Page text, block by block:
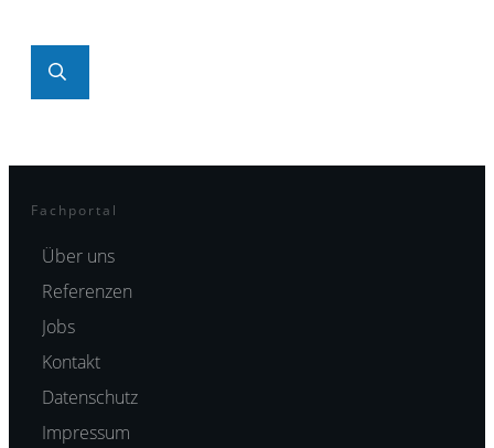
Fachportal
Über uns
Referenzen
Jobs
Kontakt
Datenschutz
Impressum